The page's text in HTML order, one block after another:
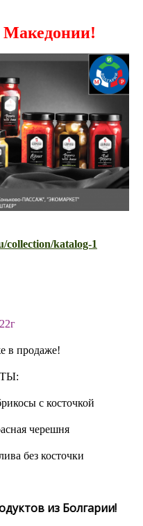
Македонии!
katalog-1
в продаже!
с косточкой
черешня
без косточки
из Болгарии!